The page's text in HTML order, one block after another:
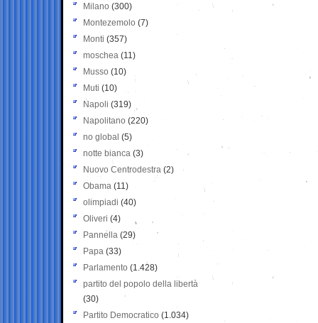
Milano (300)
Montezemolo (7)
Monti (357)
moschea (11)
Musso (10)
Muti (10)
Napoli (319)
Napolitano (220)
no global (5)
notte bianca (3)
Nuovo Centrodestra (2)
Obama (11)
olimpiadi (40)
Oliveri (4)
Pannella (29)
Papa (33)
Parlamento (1.428)
partito del popolo della libertà
(30)
Partito Democratico (1.034)